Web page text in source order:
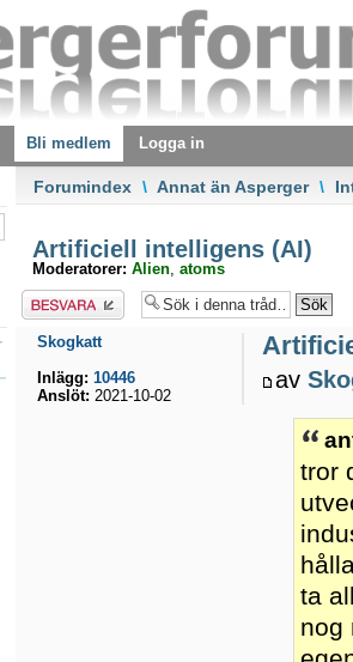
Bli medlem Logga in
Forumindex \ Annat än Asperger \
Artificiell intelligens (AI)
Moderatorer: Alien, atoms
Besvara
av
tror
ta
nog
Skogkatt
Inlägg: 10446
Anslöt: 2021-10-02